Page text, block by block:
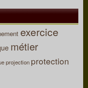
exercice
métier
projection protection